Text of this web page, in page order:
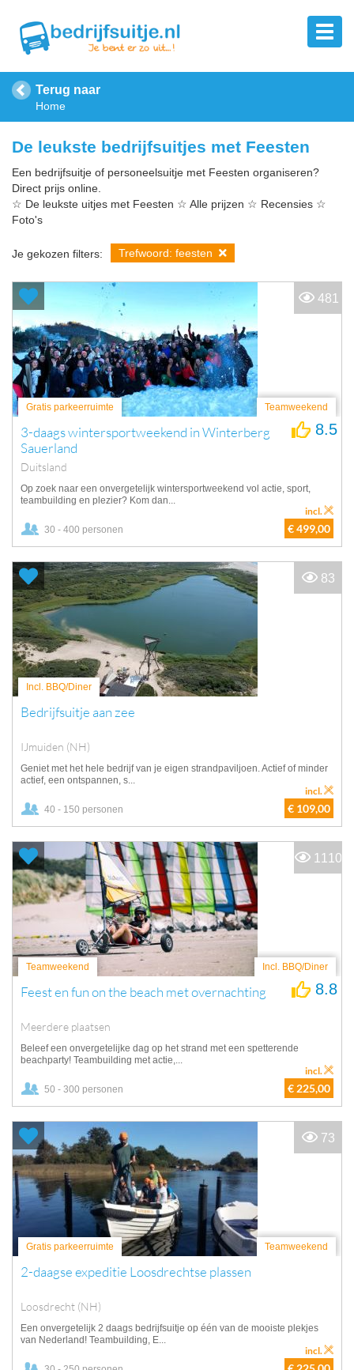
Terug naar
Home
De leukste bedrijfsuitjes met Feesten
Een bedrijfsuitje of personeelsuitje met Feesten organiseren?
Direct prijs online.
☆ De leukste uitjes met Feesten ☆ Alle prijzen ☆ Recensies ☆
Foto's
Je gekozen filters: Trefwoord: feesten
Gratis parkeerruimte Teamweekend
3-daags wintersportweekend in Winterberg
Sauerland
Duitsland
8.5
Op zoek naar een onvergetelijk wintersportweekend vol actie, sport,
teambuilding en plezier? Kom dan...
30 - 400 personen € 499,00
incl.
481
Incl. BBQ/Diner
Bedrijfsuitje aan zee
IJmuiden (NH)
Geniet met het hele bedrijf van je eigen strandpaviljoen. Actief of minder
actief, een ontspannen, s...
40 - 150 personen € 109,00
incl.
83
Teamweekend Incl. BBQ/Diner
Feest en fun on the beach met overnachting
Meerdere plaatsen
8.8
Beleef een onvergetelijke dag op het strand met een spetterende
beachparty! Teambuilding met actie,...
50 - 300 personen € 225,00
incl.
1110
Gratis parkeerruimte Teamweekend
2-daagse expeditie Loosdrechtse plassen
Loosdrecht (NH)
Een onvergetelijk 2 daags bedrijfsuitje op één van de mooiste plekjes
van Nederland! Teambuilding, E...
incl.
73